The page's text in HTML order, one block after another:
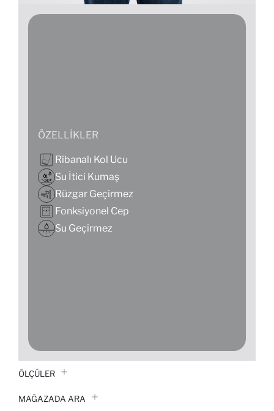
ÖZELLIKLER
Ribanalı Kol Ucu
Su İtici Kumaş
Rüzgar Geçirmez
Fonksiyonel Cep
Su Geçirmez
ÖLÇÜLER
MAĞAZADA ARA